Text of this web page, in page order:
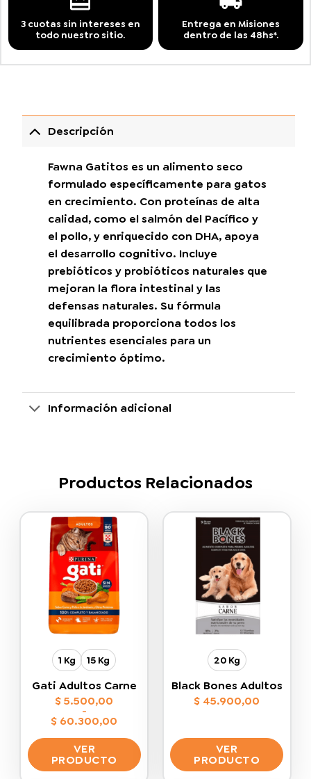
3 cuotas sin intereses en
todo nuestro sitio.
Entrega en Misiones
dentro de las 48hs*.
Descripción
Fawna Gatitos es un alimento seco
formulado específicamente para gatos
en crecimiento. Con proteínas de alta
calidad, como el salmón del Pacífico y
el pollo, y enriquecido con DHA, apoya
el desarrollo cognitivo. Incluye
prebióticos y probióticos naturales que
mejoran la flora intestinal y las
defensas naturales. Su fórmula
equilibrada proporciona todos los
nutrientes esenciales para un
crecimiento óptimo.
Información adicional
Productos Relacionados
1 Kg 15 Kg
Gati Adultos Carne
$5.500,00
-
$ 60.300,00
Rango
de
precios:
desde
$ 5.500,00
hasta
VER
PRODUCTO
20 Kg
Black Bones Adultos
$ 45.900,00
VER
PRODUCTO